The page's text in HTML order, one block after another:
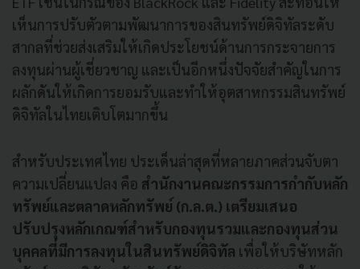
เห็นการปรับตัวตามพัฒนาการของสินทรัพย์ดิจิทัลระดับ
สากลที่ช่วยส่งเสริมให้เกิดประโยชน์ด้านการกระจายการ
ลงทุนผ่านผู้เชี่ยวชาญ และเป็นอีกหนึ่งปัจจัยสำคัญในการ
ผลักดันให้เกิดการยอมรับและทำให้อุตสาหกรรมสินทรัพย์
ดิจิทัลในไทยเติบโตมากขึ้น
สำหรับประเทศไทย ประเด็นล่าสุดที่หลายภาคส่วนจับตา
ความเปลี่ยนแปลง คือ สำนักงานคณะกรรมการกำกับหลัก
ทรัพย์และตลาดหลักทรัพย์ (ก.ล.ต.) เตรียมเสนอ
ปรับปรุงหลักเกณฑ์สำหรับกองทุนรวมและกองทุนส่วน
บุคคลที่มีการลงทุนในสินทรัพย์ดิจิทัล เพื่อให้บริษัทหลัก